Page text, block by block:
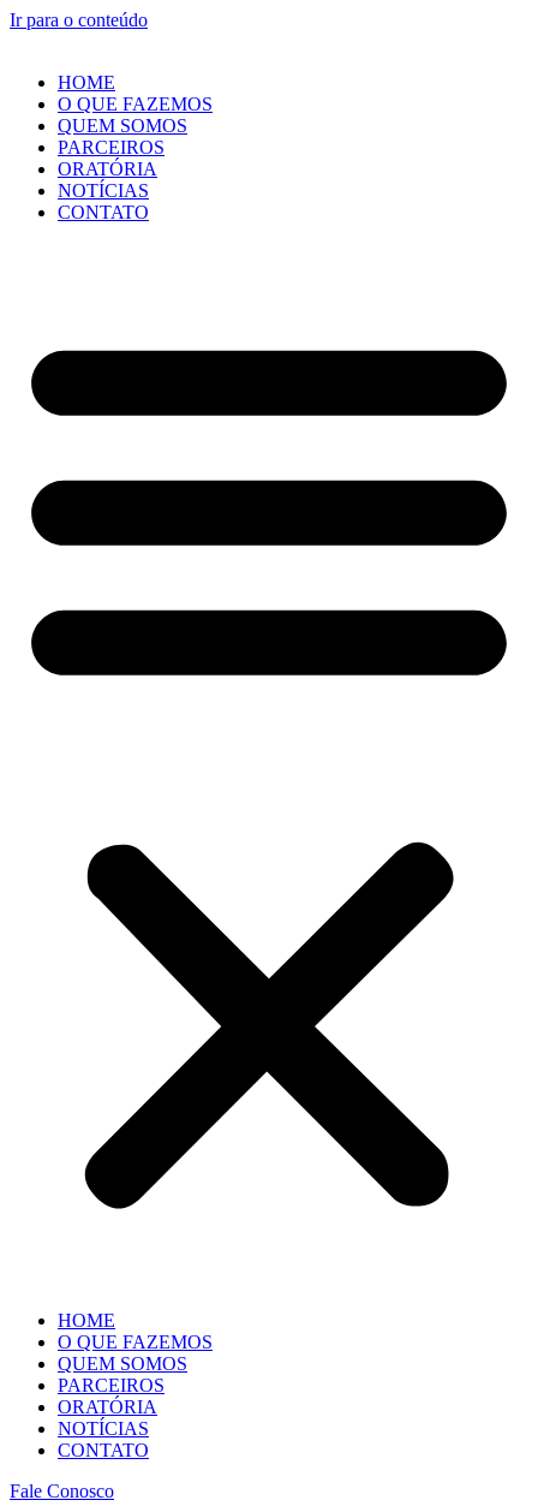
Ir para o conteúdo
HOME
O QUE FAZEMOS
QUEM SOMOS
PARCEIROS
ORATÓRIA
NOTÍCIAS
CONTATO
HOME
O QUE FAZEMOS
QUEM SOMOS
PARCEIROS
ORATÓRIA
NOTÍCIAS
CONTATO
Fale Conosco